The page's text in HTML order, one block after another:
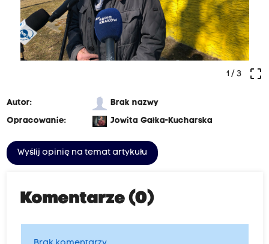
crop_free
1 / 3
Autor:
Brak nazwy
Opracowanie:
Jowita Gałka-Kucharska
Wyślij opinię na temat artykułu
Komentarze (0)